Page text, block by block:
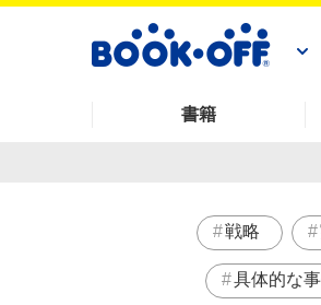
書籍
戦略
具体的な